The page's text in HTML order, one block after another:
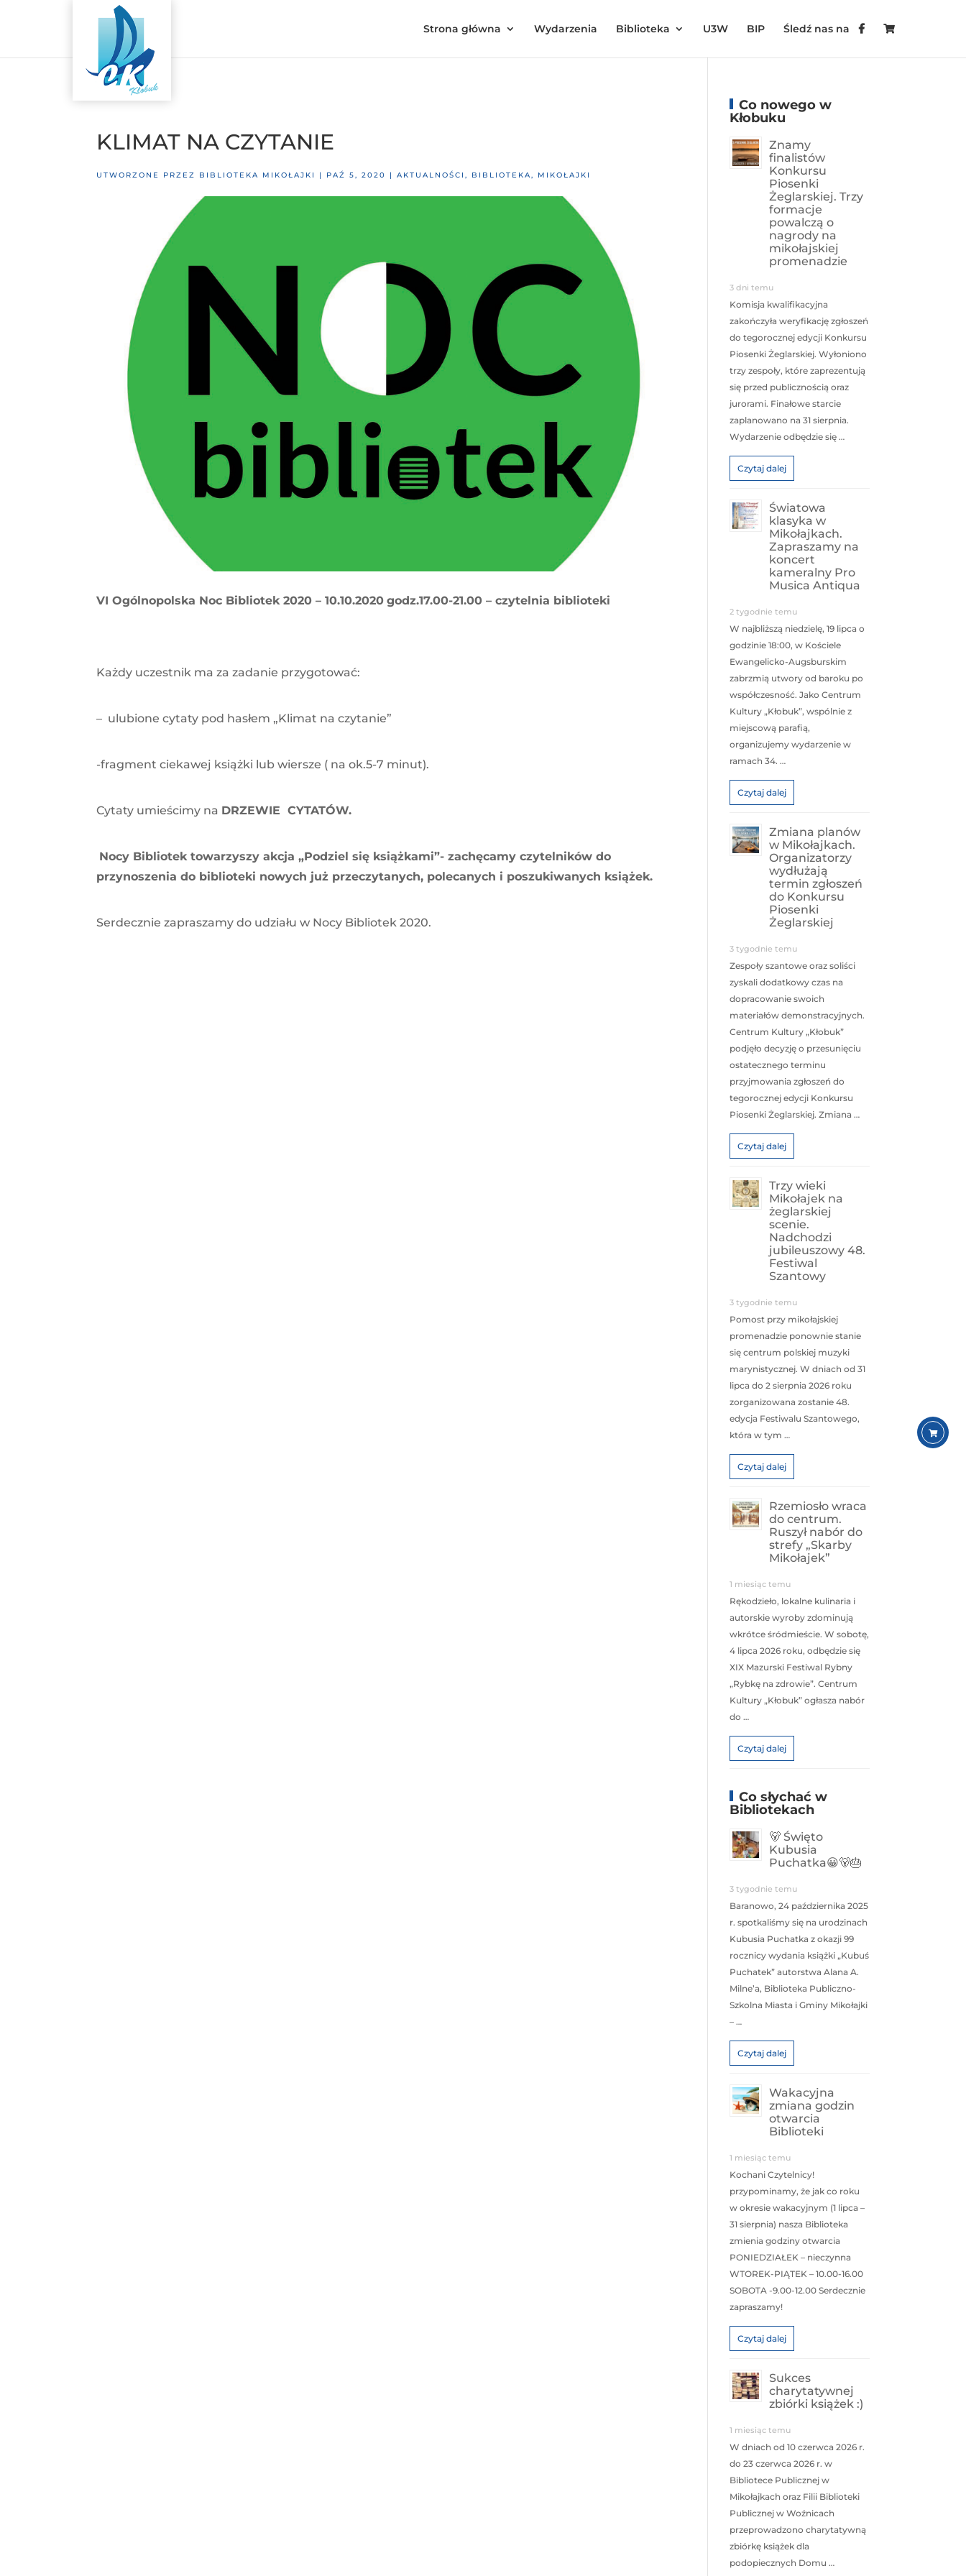
Strona główna Wydarzenia Biblioteka U3W BIP Śledź nas na
KLIMAT NA CZYTANIE
UTWORZONE PRZEZ BIBLIOTEKA MIKOŁAJKI | PAŹ 5, 2020 |AKTUALNOŚCI, BIBLIOTEKA, MIKOŁAJKI
VI Ogólnopolska Noc Bibliotek 2020 – 10.10.2020 godz.17.00-21.00 – czytelnia biblioteki
Każdy uczestnik ma za zadanie przygotować:
– ulubione cytaty pod hasłem „Klimat na czytanie”
-fragment ciekawej książki lub wiersze ( na ok.5-7 minut).
Cytaty umieścimy na DRZEWIE CYTATÓW.
Nocy Bibliotek towarzyszy akcja „Podziel się książkami”- zachęcamy czytelników do
przynoszenia do biblioteki nowych już przeczytanych, polecanych i poszukiwanych książek.
Serdecznie zapraszamy do udziału w Nocy Bibliotek 2020.
Co nowego w
Kłobuku
Znamy
finalistów
Konkursu
Piosenki
Żeglarskiej. Trzy
formacje
powalczą o
nagrody na
mikołajskiej
promenadzie
3 dni temu
Komisja kwalifikacyjna
zakończyła weryfikację zgłoszeń
do tegorocznej edycji Konkursu
Piosenki Żeglarskiej. Wyłoniono
trzy zespoły, które zaprezentują
się przed publicznością oraz
jurorami. Finałowe starcie
zaplanowano na 31 sierpnia.
Wydarzenie odbędzie się …
Czytaj dalej
Światowa
klasyka w
Mikołajkach.
Zapraszamy na
koncert
kameralny Pro
Musica Antiqua
2 tygodnie temu
W najbliższą niedzielę, 19 lipca o
godzinie 18:00, w Kościele
Ewangelicko-Augsburskim
zabrzmią utwory od baroku po
współczesność. Jako Centrum
Kultury „Kłobuk”, wspólnie z
miejscową parafią,
organizujemy wydarzenie w
ramach 34. …
Czytaj dalej
Zmiana planów
w Mikołajkach.
Organizatorzy
wydłużają
termin zgłoszeń
do Konkursu
Piosenki
Żeglarskiej
3 tygodnie temu
Zespoły szantowe oraz soliści
zyskali dodatkowy czas na
dopracowanie swoich
materiałów demonstracyjnych.
Centrum Kultury „Kłobuk”
podjęło decyzję o przesunięciu
ostatecznego terminu
przyjmowania zgłoszeń do
tegorocznej edycji Konkursu
Piosenki Żeglarskiej. Zmiana …
Czytaj dalej
Trzy wieki
Mikołajek na
żeglarskiej
scenie.
Nadchodzi
jubileuszowy 48.
Festiwal
Szantowy
3 tygodnie temu
Pomost przy mikołajskiej
promenadzie ponownie stanie
się centrum polskiej muzyki
marynistycznej. W dniach od 31
lipca do 2 sierpnia 2026 roku
zorganizowana zostanie 48.
edycja Festiwalu Szantowego,
która w tym …
Czytaj dalej
Rzemiosło wraca
do centrum.
Ruszył nabór do
strefy „Skarby
Mikołajek”
1 miesiąc temu
Rękodzieło, lokalne kulinaria i
autorskie wyroby zdominują
wkrótce śródmieście. W sobotę,
4 lipca 2026 roku, odbędzie się
XIX Mazurski Festiwal Rybny
„Rybkę na zdrowie”. Centrum
Kultury „Kłobuk” ogłasza nabór
do …
Czytaj dalej
Co słychać w
Bibliotekach
🐻 Święto
Kubusia
Puchatka😀🐻🎂
3 tygodnie temu
Baranowo, 24 października 2025
r. spotkaliśmy się na urodzinach
Kubusia Puchatka z okazji 99
rocznicy wydania książki „Kubuś
Puchatek” autorstwa Alana A.
Milne’a, Biblioteka Publiczno-
Szkolna Miasta i Gminy Mikołajki
– …
Czytaj dalej
Wakacyjna
zmiana godzin
otwarcia
Biblioteki
1 miesiąc temu
Kochani Czytelnicy!
przypominamy, że jak co roku
w okresie wakacyjnym (1 lipca –
31 sierpnia) nasza Biblioteka
zmienia godziny otwarcia
PONIEDZIAŁEK – nieczynna
WTOREK-PIĄTEK – 10.00-16.00
SOBOTA -9.00-12.00 Serdecznie
zapraszamy!
Czytaj dalej
Sukces
charytatywnej
zbiórki książek :)
1 miesiąc temu
W dniach od 10 czerwca 2026 r.
do 23 czerwca 2026 r. w
Bibliotece Publicznej w
Mikołajkach oraz Filii Biblioteki
Publicznej w Woźnicach
przeprowadzono charytatywną
zbiórkę książek dla
podopiecznych Domu …